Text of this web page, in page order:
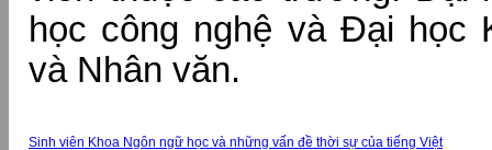
học công nghệ và Đại học
và Nhân văn.
Sinh viên Khoa Ngôn ngữ học và những vấn đề thời sự của tiếng Việt